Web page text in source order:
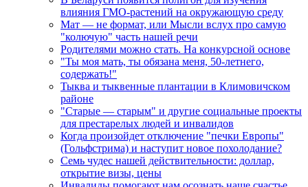
влияния ГМО-растений на окружающую среду
Мат — не формат, или Мысли вслух про самую
"колючую" часть нашей речи
Родителями можно стать. На конкурсной основе
"Ты моя мать, ты обязана меня, 50-летнего,
содержать!"
Тыква и тыквенные плантации в Климовичском
районе
"Старые — старым" и другие социальные проекты
для престарелых людей и инвалидов
Когда произойдет отключение "печки Европы"
(Гольфстрима) и наступит новое похолодание?
Семь чудес нашей действительности: доллар,
открытие визы, цены